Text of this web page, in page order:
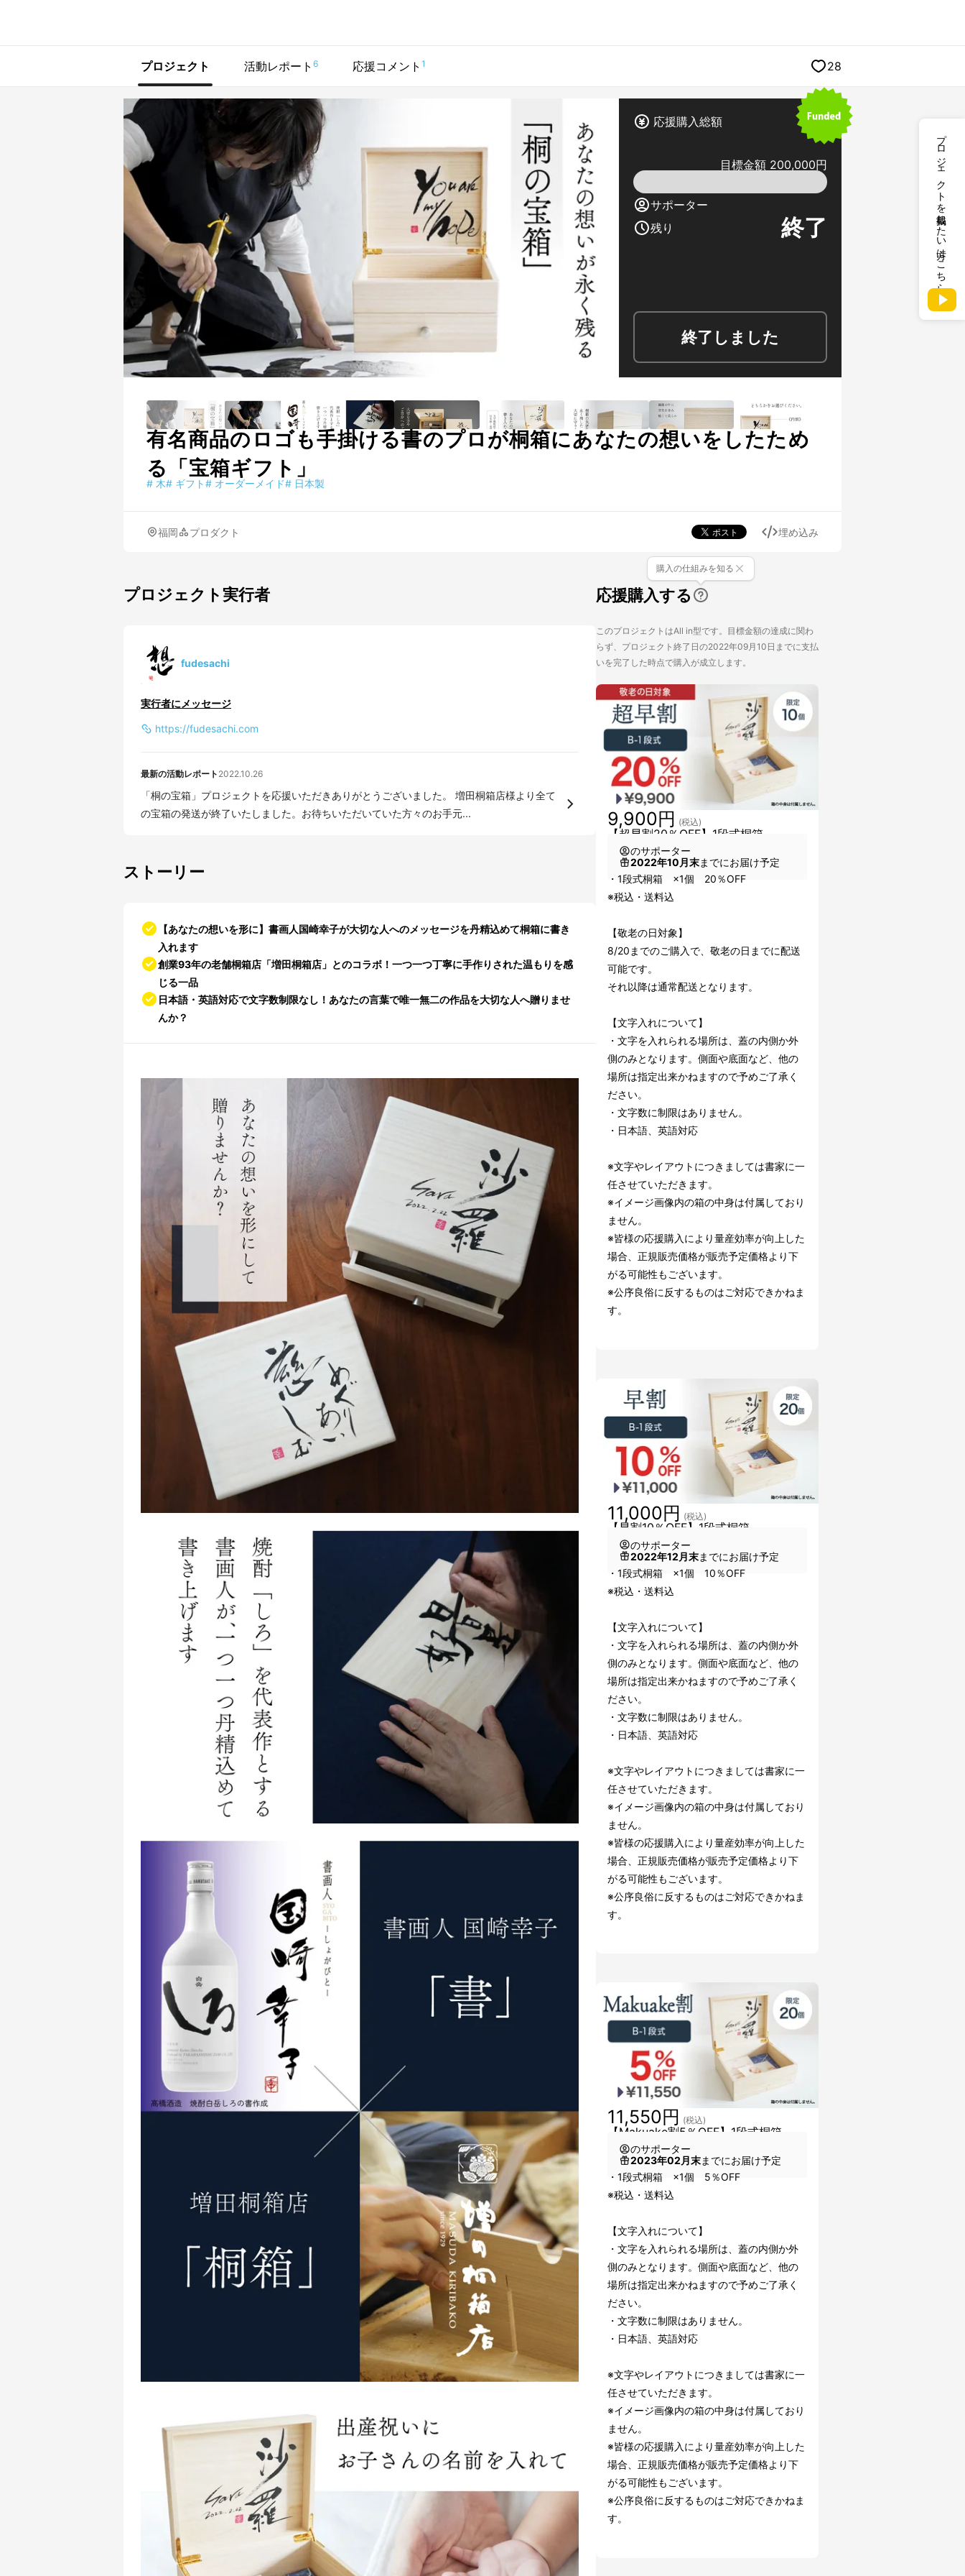
プロジェクトを掲載したい方はこちら
プロジェクト 活動レポート 6 応援コメント 1 28
応援購入総額
目標金額 200,000円
サポーター
残り
終了
終了しました
有名商品のロゴも手掛ける書のプロが桐箱にあなたの想いをしたため
る「宝箱ギフト」
# 木# ギフト# オーダーメイド# 日本製
福岡 プロダクト 埋め込み
プロジェクト実行者
fudesachi
実行者にメッセージ
https://fudesachi.com
最新の活動レポート 2022.10.26
「桐の宝箱」プロジェクトを応援いただきありがとうございました。 増田桐箱店様より全て
の宝箱の発送が終了いたしました。お待ちいただいていた方々のお手元...
ストーリー
【あなたの想いを形に】書画人国崎幸子が大切な人へのメッセージを丹精込めて桐箱に書き
入れます
創業93年の老舗桐箱店「増田桐箱店」とのコラボ！一つ一つ丁寧に手作りされた温もりを感
じる一品
日本語・英語対応で文字数制限なし！あなたの言葉で唯一無二の作品を大切な人へ贈りませ
んか？
応援購入する
購入の仕組みを知る
このプロジェクトはAll in型です。目標金額の達成に関わ
らず、プロジェクト終了日の2022年09月10日までに支払
いを完了した時点で購入が成立します。
【超早割20％OFF】1段式桐箱
9,900円 (税込)
のサポーター
2022年10月末までにお届け予定
・1段式桐箱 ×1個 20％OFF
※税込・送料込
【敬老の日対象】
8/20までのご購入で、敬老の日までに配送
可能です。
それ以降は通常配送となります。
【文字入れについて】
・文字を入れられる場所は、蓋の内側か外
側のみとなります。側面や底面など、他の
場所は指定出来かねますので予めご了承く
ださい。
・文字数に制限はありません。
・日本語、英語対応
※文字やレイアウトにつきましては書家に一
任させていただきます。
※イメージ画像内の箱の中身は付属しており
ません。
※皆様の応援購入により量産効率が向上した
場合、正規販売価格が販売予定価格より下
がる可能性もございます。
※公序良俗に反するものはご対応できかねま
す。
【早割10％OFF】1段式桐箱
11,000円 (税込)
のサポーター
2022年12月末までにお届け予定
・1段式桐箱 ×1個 10％OFF
※税込・送料込
【文字入れについて】
・文字を入れられる場所は、蓋の内側か外
側のみとなります。側面や底面など、他の
場所は指定出来かねますので予めご了承く
ださい。
・文字数に制限はありません。
・日本語、英語対応
※文字やレイアウトにつきましては書家に一
任させていただきます。
※イメージ画像内の箱の中身は付属しており
ません。
※皆様の応援購入により量産効率が向上した
場合、正規販売価格が販売予定価格より下
がる可能性もございます。
※公序良俗に反するものはご対応できかねま
す。
【Makuake割5％OFF】1段式桐箱
11,550円 (税込)
のサポーター
2023年02月末までにお届け予定
・1段式桐箱 ×1個 5％OFF
※税込・送料込
【文字入れについて】
・文字を入れられる場所は、蓋の内側か外
側のみとなります。側面や底面など、他の
場所は指定出来かねますので予めご了承く
ださい。
・文字数に制限はありません。
・日本語、英語対応
※文字やレイアウトにつきましては書家に一
任させていただきます。
※イメージ画像内の箱の中身は付属しており
ません。
※皆様の応援購入により量産効率が向上した
場合、正規販売価格が販売予定価格より下
がる可能性もございます。
※公序良俗に反するものはご対応できかねま
す。